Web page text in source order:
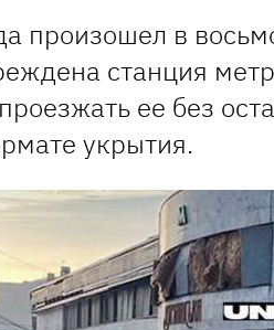
произошел в
станция
ее без
укрытия.